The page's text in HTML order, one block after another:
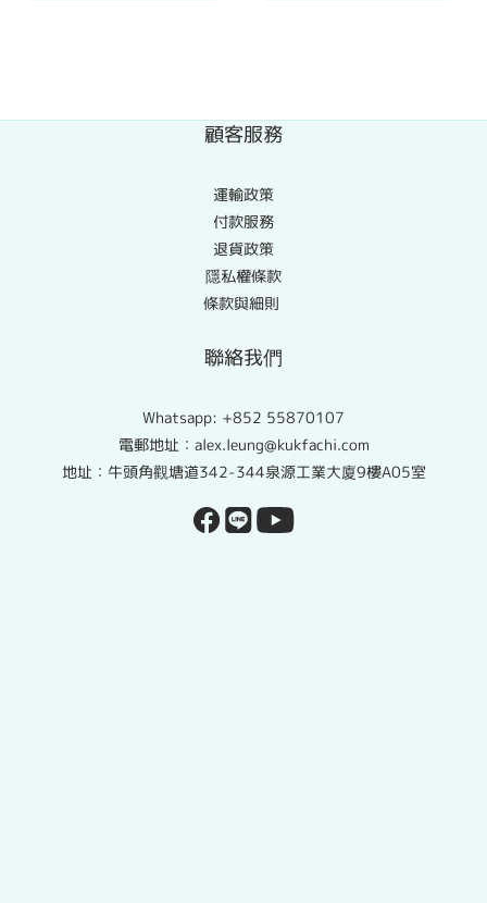
顧客服務
運輸政策
付款服務
退貨政策
隱私權條款
條款與細則
聯絡我們
Whatsapp: +852 55870107
電郵地址：alex.leung@kukfachi.com
地址：牛頭角觀塘道342-344泉源工業大廈9樓A05室